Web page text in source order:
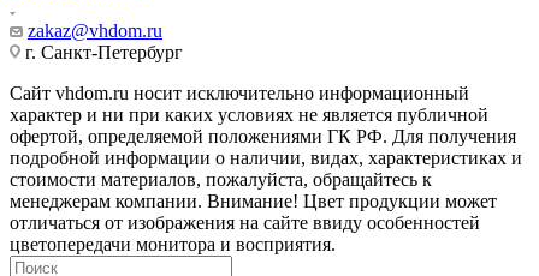
zakaz@vhdom.ru
г. Санкт-Петербург
Сайт vhdom.ru носит исключительно информационный
характер и ни при каких условиях не является публичной
офертой, определяемой положениями ГК РФ. Для получения
подробной информации о наличии, видах, характеристиках и
стоимости материалов, пожалуйста, обращайтесь к
менеджерам компании. Внимание! Цвет продукции может
отличаться от изображения на сайте ввиду особенностей
цветопередачи монитора и восприятия.